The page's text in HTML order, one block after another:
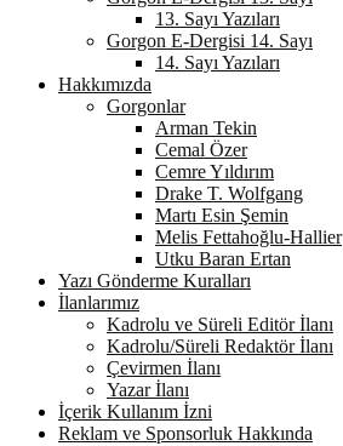
13. Sayı Yazıları
Gorgon E-Dergisi 14. Sayı
14. Sayı Yazıları
Hakkımızda
Gorgonlar
Arman Tekin
Cemal Özer
Cemre Yıldırım
Drake T. Wolfgang
Martı Esin Şemin
Melis Fettahoğlu-Hallier
Utku Baran Ertan
Yazı Gönderme Kuralları
İlanlarımız
Kadrolu ve Süreli Editör İlanı
Kadrolu/Süreli Redaktör İlanı
Çevirmen İlanı
Yazar İlanı
İçerik Kullanım İzni
Reklam ve Sponsorluk Hakkında